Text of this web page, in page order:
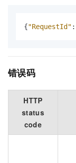
{"RequestId" :
错误码
HTTP
status
code